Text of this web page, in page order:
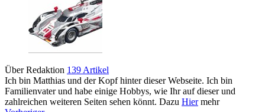
Über Redaktion 139 Artikel
Ich bin Matthias und der Kopf hinter dieser Webseite. Ich bin
Familienvater und habe einige Hobbys, wie Ihr auf dieser und
zahlreichen weiteren Seiten sehen könnt. Dazu Hiermehr